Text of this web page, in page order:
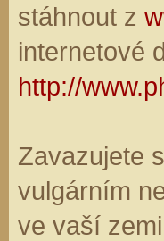
stáhnout z
internetové
http://
Zavazujete
vulgárním
ve vaší